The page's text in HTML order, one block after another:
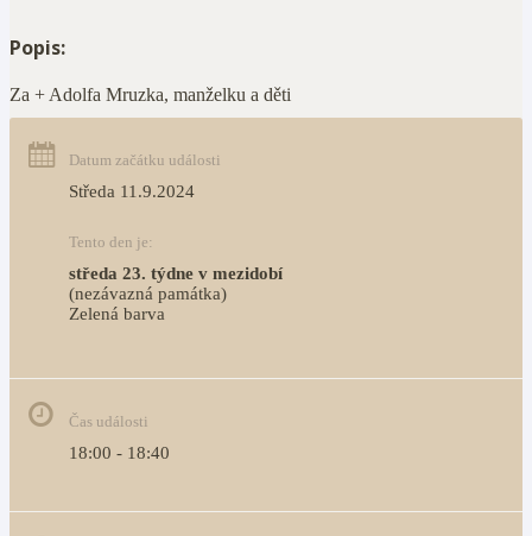
Popis:
Za + Adolfa Mruzka, manželku a děti
Datum začátku události
Středa 11.9.2024
Tento den je:
středa 23. týdne v mezidobí
(nezávazná památka)
Zelená barva
Čas události
18:00 - 18:40